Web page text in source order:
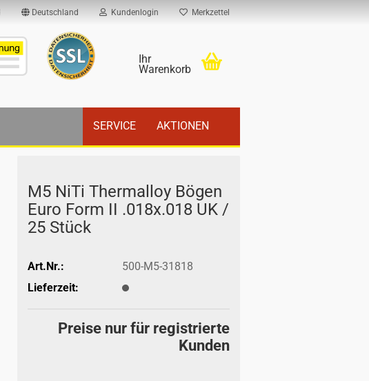
Deutschland Kundenlogin Merkzettel
Ihr
Warenkorb
SERVICE AKTIONEN
M5 NiTi Ther­mal­loy Bögen
Euro Form II .018x.018 UK /
25 Stück
Art.Nr.:
500-M5-31818
Lieferzeit:
Preise nur für registrierte
Kunden